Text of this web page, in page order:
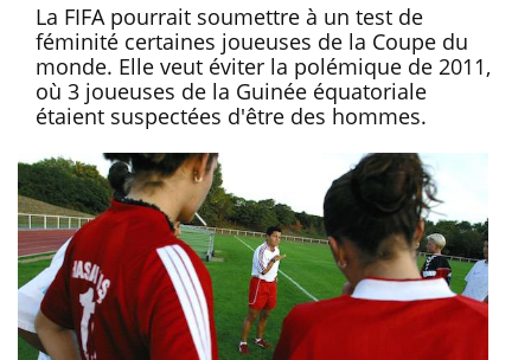
La FIFA pourrait soumettre à un test de
féminité certaines joueuses de la Coupe du
monde. Elle veut éviter la polémique de 2011,
où 3 joueuses de la Guinée équatoriale
étaient suspectées d'être des hommes.